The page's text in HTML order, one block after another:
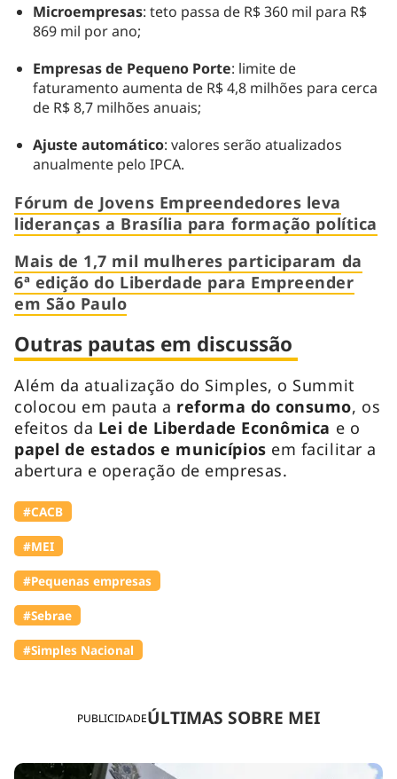
PUBLICIDADEÚLTIMAS SOBRE MEI
Microempresas: teto passa de R$ 360 mil para R$
869 mil por ano;
Empresas de Pequeno Porte: limite de
faturamento aumenta de R$ 4,8 milhões para cerca
de R$ 8,7 milhões anuais;
Ajuste automático: valores serão atualizados
anualmente pelo IPCA.
Fórum de Jovens Empreendedores leva
lideranças a Brasília para formação política
Mais de 1,7 mil mulheres participaram da
6ª edição do Liberdade para Empreender
em São Paulo
Outras pautas em discussão
Além da atualização do Simples, o Summit
colocou em pauta a reforma do consumo, os
efeitos da Lei de Liberdade Econômica e o
papel de estados e municípios em facilitar a
abertura e operação de empresas.
#⁠CACB
#MEI
#Pequenas empresas
#Sebrae
#Simples Nacional